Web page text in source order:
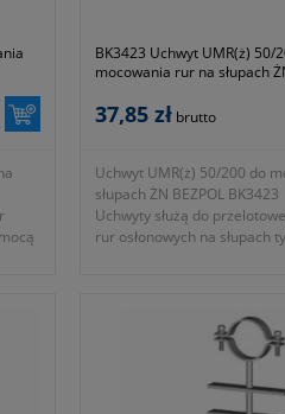
BK3423 Uchwyt UMR(ż) 50/
mocowania rur na słupach
37,85 zł brutto
Uchwyt UMR(ż) 50/200 do
słupach ŻN BEZPOL BK3423
Uchwyty służą do
rur osłonowych na słupach